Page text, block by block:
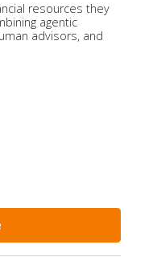
resources they
agentic
advisors, and